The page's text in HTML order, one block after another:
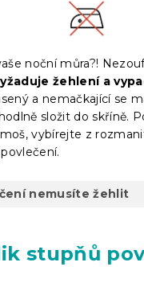
noční můra?!
žehlení a
a nemačkající se
složit do skříně.
vybírejte z
nemusíte žehlit
stupňů